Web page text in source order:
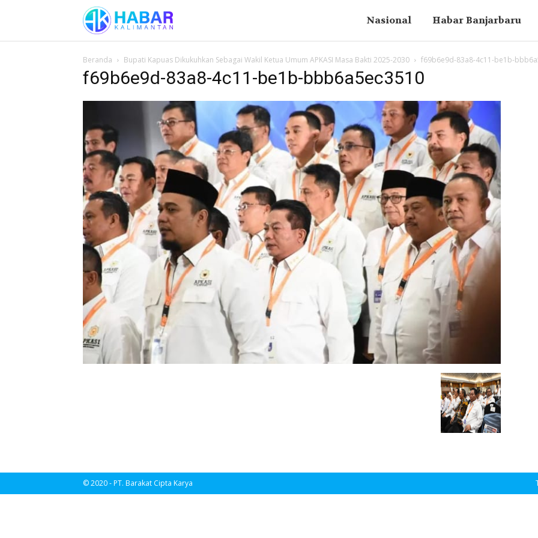
Nasional Habar Banjarbaru
Beranda Bupati Kapuas Dikukuhkan Sebagai Wakil Ketua Umum APKASI Masa Bakti 2025-2030 f69b6e9d-83a8-4c11-be1b-
f69b6e9d-83a8-4c11-be1b-bbb6a5ec3510
© 2020 - PT. Barakat Cipta Karya